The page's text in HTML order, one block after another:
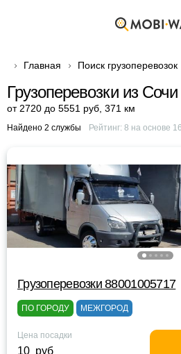
Главная Поиск грузоперевозок
Грузоперевозки из
от 2720 до 5551 руб 371 км
Найдено 2 службы Рейтинг: 8 на основе
Грузоперевозки 88001005717
ПО ГОРОДУ МЕЖГОРОД
Цена посадки
10 руб